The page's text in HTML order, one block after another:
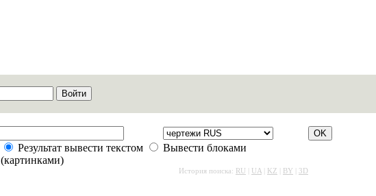
Результат вывести текстом
Вывести блоками
(картинками)
История поиска: RU UA KZ BY 3D